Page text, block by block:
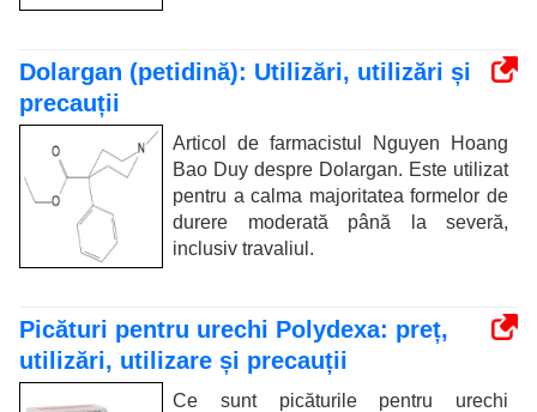
Dolargan (petidină): Utilizări, utilizări și
precauții
Articol de farmacistul Nguyen Hoang
Bao Duy despre Dolargan. Este utilizat
pentru a calma majoritatea formelor de
durere moderată până la severă,
inclusiv travaliul.
Picături pentru urechi Polydexa: preț,
utilizări, utilizare și precauții
Ce sunt picăturile pentru urechi